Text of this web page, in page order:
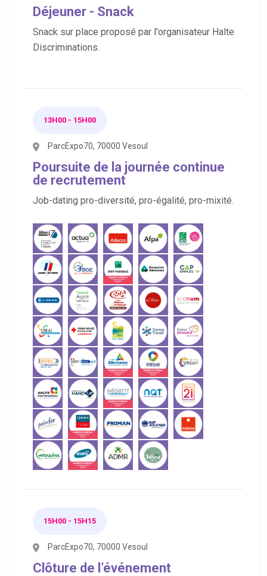
Déjeuner - Snack
Snack sur place proposé par l'organisateur Halte
Discriminations.
13H00 - 15H00
ParcExpo70, 70000 Vesoul
Poursuite de la journée continue
de recrutement
Job-dating pro-diversité, pro-égalité, pro-mixité.
15H00 - 15H15
ParcExpo70, 70000 Vesoul
Clôture de l’événement